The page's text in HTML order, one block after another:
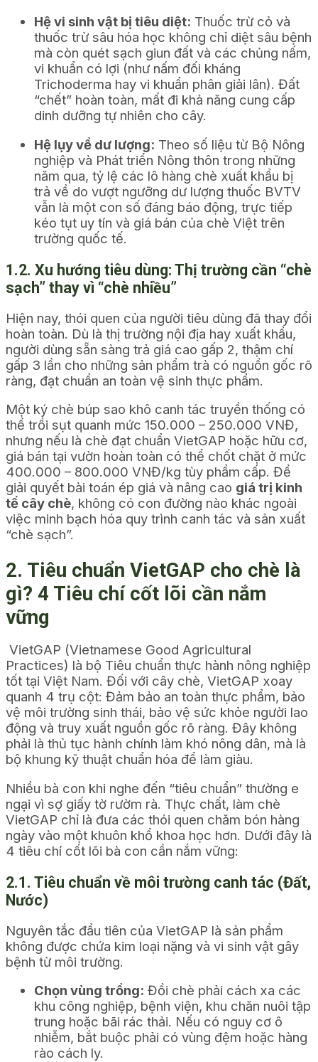
Hệ vi sinh vật bị tiêu diệt: Thuốc trừ cỏ và
thuốc trừ sâu hóa học không chỉ diệt sâu bệnh
mà còn quét sạch giun đất và các chủng nấm,
vi khuẩn có lợi (như nấm đối kháng
Trichoderma hay vi khuẩn phân giải lân). Đất
“chết” hoàn toàn, mất đi khả năng cung cấp
dinh dưỡng tự nhiên cho cây.
Hệ lụy về dư lượng: Theo số liệu từ Bộ Nông
nghiệp và Phát triển Nông thôn trong những
năm qua, tỷ lệ các lô hàng chè xuất khẩu bị
trả về do vượt ngưỡng dư lượng thuốc BVTV
vẫn là một con số đáng báo động, trực tiếp
kéo tụt uy tín và giá bán của chè Việt trên
trường quốc tế.
1.2. Xu hướng tiêu dùng: Thị trường cần “chè
sạch” thay vì “chè nhiều”
Hiện nay, thói quen của người tiêu dùng đã thay đổi
hoàn toàn. Dù là thị trường nội địa hay xuất khẩu,
người dùng sẵn sàng trả giá cao gấp 2, thậm chí
gấp 3 lần cho những sản phẩm trà có nguồn gốc rõ
ràng, đạt chuẩn an toàn vệ sinh thực phẩm.
Một ký chè búp sao khô canh tác truyền thống có
thể trồi sụt quanh mức 150.000 – 250.000 VNĐ,
nhưng nếu là chè đạt chuẩn VietGAP hoặc hữu cơ,
giá bán tại vườn hoàn toàn có thể chốt chặt ở mức
400.000 – 800.000 VNĐ/kg tùy phẩm cấp. Để
giải quyết bài toán ép giá và nâng cao giá trị kinh
tế cây chè, không có con đường nào khác ngoài
việc minh bạch hóa quy trình canh tác và sản xuất
“chè sạch”.
2. Tiêu chuẩn VietGAP cho chè là
gì? 4 Tiêu chí cốt lõi cần nắm
vững
VietGAP (Vietnamese Good Agricultural
Practices) là bộ Tiêu chuẩn thực hành nông nghiệp
tốt tại Việt Nam. Đối với cây chè, VietGAP xoay
quanh 4 trụ cột: Đảm bảo an toàn thực phẩm, bảo
vệ môi trường sinh thái, bảo vệ sức khỏe người lao
động và truy xuất nguồn gốc rõ ràng. Đây không
phải là thủ tục hành chính làm khó nông dân, mà là
bộ khung kỹ thuật chuẩn hóa để làm giàu.
Nhiều bà con khi nghe đến “tiêu chuẩn” thường e
ngại vì sợ giấy tờ rườm rà. Thực chất, làm chè
VietGAP chỉ là đưa các thói quen chăm bón hàng
ngày vào một khuôn khổ khoa học hơn. Dưới đây là
4 tiêu chí cốt lõi bà con cần nắm vững:
2.1. Tiêu chuẩn về môi trường canh tác (Đất,
Nước)
Nguyên tắc đầu tiên của VietGAP là sản phẩm
không được chứa kim loại nặng và vi sinh vật gây
bệnh từ môi trường.
Chọn vùng trồng: Đồi chè phải cách xa các
khu công nghiệp, bệnh viện, khu chăn nuôi tập
trung hoặc bãi rác thải. Nếu có nguy cơ ô
nhiễm, bắt buộc phải có vùng đệm hoặc hàng
rào cách ly.